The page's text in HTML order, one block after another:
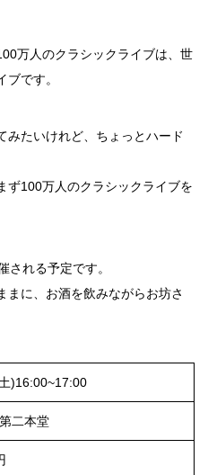
万人のクラシックライブは、世
です。
みたいけれど、ちょっとハード
ず100万人のクラシックライブを
される予定です。
まに、お酒を飲みながらお坊さ
)16:00~17:00
二本堂